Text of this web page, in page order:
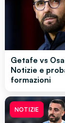
Getafe vs
Notizie e
formazioni
NOTIZIE